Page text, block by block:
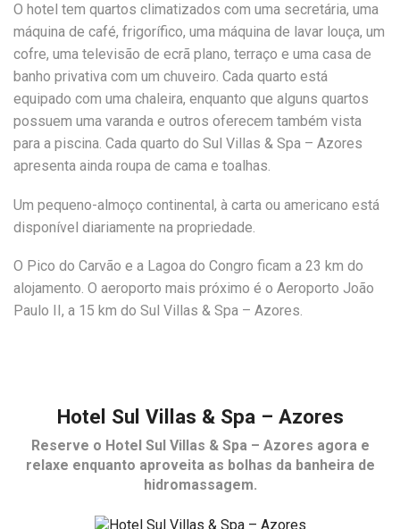
O hotel tem quartos climatizados com uma secretária, uma
máquina de café, frigorífico, uma máquina de lavar louça, um
cofre, uma televisão de ecrã plano, terraço e uma casa de
banho privativa com um chuveiro. Cada quarto está
equipado com uma chaleira, enquanto que alguns quartos
possuem uma varanda e outros oferecem também vista
para a piscina. Cada quarto do Sul Villas & Spa – Azores
apresenta ainda roupa de cama e toalhas.
Um pequeno-almoço continental, à carta ou americano está
disponível diariamente na propriedade.
O Pico do Carvão e a Lagoa do Congro ficam a 23 km do
alojamento. O aeroporto mais próximo é o Aeroporto João
Paulo II, a 15 km do Sul Villas & Spa – Azores.
Hotel Sul Villas & Spa – Azores
Reserve o Hotel Sul Villas & Spa – Azores agora e
relaxe enquanto aproveita as bolhas da banheira de
hidromassagem.